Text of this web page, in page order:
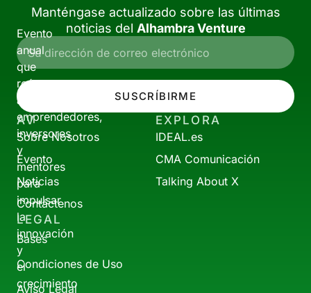
Evento
anual
que
reúne
a
emprendedores,
inversores
y
mentores
para
impulsar
la
innovación
y
el
crecimiento
Manténgase actualizado sobre las últimas
noticias del Alhambra Venture
SUSCRÍBIRME
AV
Sobre Nosotros
Evento
Noticias
Contáctenos
EXPLORA
IDEAL.es
CMA Comunicación
Talking About X
LEGAL
Bases
Condiciones de Uso
Aviso Legal